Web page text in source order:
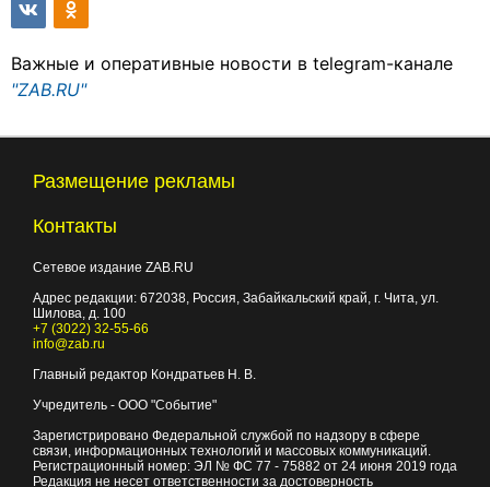
Важные и оперативные новости в telegram-канале
"ZAB.RU"
Размещение рекламы
Контакты
Сетевое издание ZAB.RU
Адрес редакции: 672038, Россия, Забайкальский край, г. Чита, ул.
Шилова, д. 100
+7 (3022) 32-55-66
info@zab.ru
Главный редактор Кондратьев Н. В.
Учредитель - ООО "Событие"
Зарегистрировано Федеральной службой по надзору в сфере
связи, информационных технологий и массовых коммуникаций.
Регистрационный номер: ЭЛ № ФС 77 - 75882 от 24 июня 2019 года
Редакция не несет ответственности за достоверность